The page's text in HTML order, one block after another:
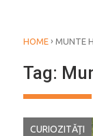
HOME › MUNTE
Tag:
CURIOZITĂŢI